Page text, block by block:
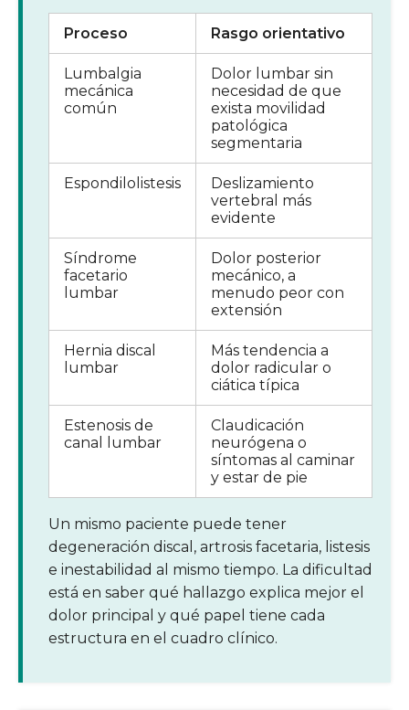
Proceso Rasgo orientativo
Lumbalgia
mecánica
común
Dolor lumbar sin
necesidad de que
exista movilidad
patológica
segmentaria
Espondilolistesis
Deslizamiento
vertebral más
evidente
Síndrome
facetario
lumbar
Dolor posterior
mecánico, a
menudo peor con
extensión
Hernia discal
lumbar
Más tendencia a
dolor radicular o
ciática típica
Estenosis de
canal lumbar
Claudicación
neurógena o
síntomas al caminar
y estar de pie
Un mismo paciente puede tener
degeneración discal, artrosis facetaria, listesis
e inestabilidad al mismo tiempo. La dificultad
está en saber qué hallazgo explica mejor el
dolor principal y qué papel tiene cada
estructura en el cuadro clínico.